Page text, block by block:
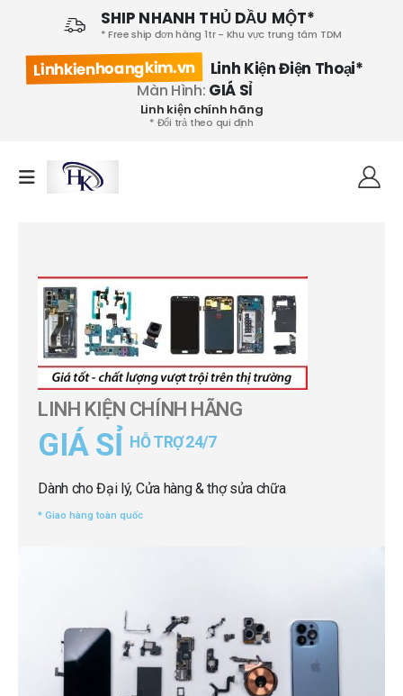
SHIP NHANH THỦ DẦU MỘT*
* Free ship đơn hàng 1tr - Khu vực trung tâm TDM
Linhkienhoangkim.vn
Linh Kiện Điện Thoại*
Màn Hình: GIÁ SỈ
Linh kiện chính hãng
* Đổi trả theo qui định
LINH KIỆN CHÍNH HÃNG
GIÁ SỈ HỖ TRỢ 24/7
Dành cho Đại lý, Cửa hàng & thợ sửa chữa
* Giao hàng toàn quốc